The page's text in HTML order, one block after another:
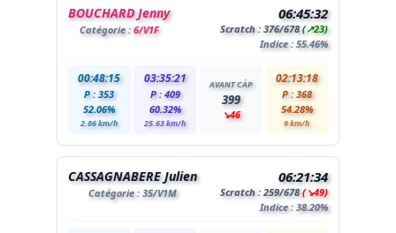
BOUCHARD Jenny
Catégorie : 6/V1F
06:45:32
Scratch : 376/678(↗23)
Indice : 55.46%
00:48:15
P : 353
52.06%
2.86 km/h
03:35:21
P : 409
60.32%
25.63 km/h
AVANT CÀP
399
↘46
02:13:18
P : 368
54.28%
9 km/h
CASSAGNABERE Julien
Catégorie : 35/V1M
06:21:34
Scratch :259/678(↘49)
Indice : 38.20%